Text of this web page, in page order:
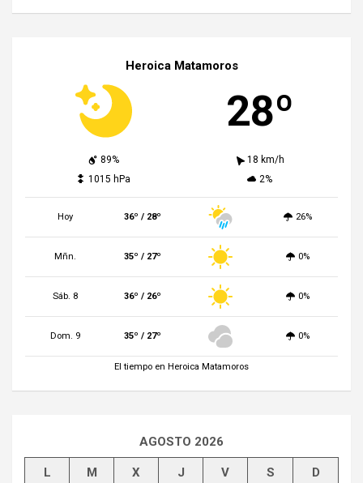
Heroica Matamoros
28º
89%
18 km/h
1015 hPa
2%
Hoy 36º / 28º 26%
Mñn. 35º / 27º 0%
Sáb. 8 36º / 26º 0%
Dom. 9 35º / 27º 0%
El tiempo en Heroica Matamoros
AGOSTO 2026
L M X J V S D